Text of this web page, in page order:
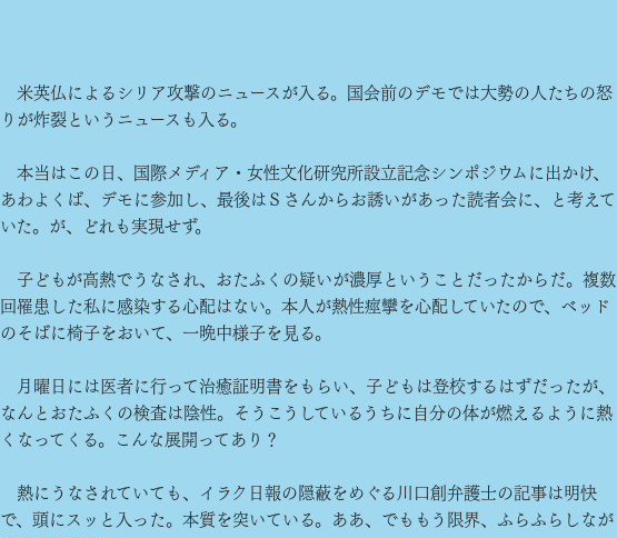
米英仏によるシリア攻撃のニュースが入る。国会前のデモでは大勢の人たちの怒
りが炸裂というニュースも入る。
本当はこの日、国際メディア・女性文化研究所設立記念シンポジウムに出かけ、
あわよくば、デモに参加し、最後はＳさんからお誘いがあった読者会に、と考えて
いた。が、どれも実現せず。
子どもが高熱でうなされ、おたふくの疑いが濃厚ということだったからだ。複数
回罹患した私に感染する心配はない。本人が熱性痙攣を心配していたので、ベッド
のそばに椅子をおいて、一晩中様子を見る。
月曜日には医者に行って治癒証明書をもらい、子どもは登校するはずだったが、
なんとおたふくの検査は陰性。そうこうしているうちに自分の体が燃えるように熱
くなってくる。こんな展開ってあり？
熱にうなされていても、イラク日報の隠蔽をめぐる川口創弁護士の記事は明快
で、頭にスッと入った。本質を突いている。ああ、でももう限界、ふらふらしなが